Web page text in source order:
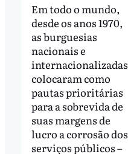
Em todo o mundo,
desde os anos 1970,
as burguesias
nacionais e
internacionalizadas
colocaram como
pautas prioritárias
para a sobrevida de
suas margens de
lucro a corrosão dos
serviços públicos –